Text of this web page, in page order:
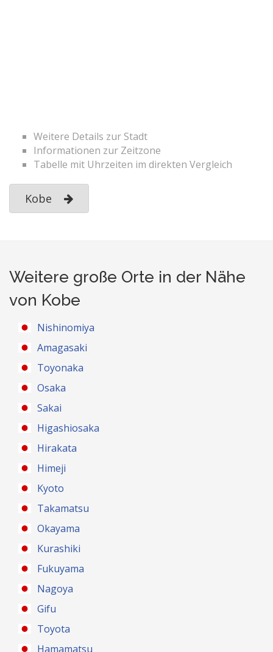
Weitere Details zur Stadt
Informationen zur Zeitzone
Tabelle mit Uhrzeiten im direkten Vergleich
Kobe
Weitere große Orte in der Nähe
von Kobe
Nishinomiya
Amagasaki
Toyonaka
Osaka
Sakai
Higashiosaka
Hirakata
Himeji
Kyoto
Takamatsu
Okayama
Kurashiki
Fukuyama
Nagoya
Gifu
Toyota
Hamamatsu